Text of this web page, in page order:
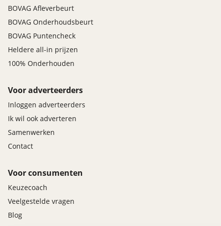
BOVAG Afleverbeurt
BOVAG Onderhoudsbeurt
BOVAG Puntencheck
Heldere all-in prijzen
100% Onderhouden
Voor adverteerders
Inloggen adverteerders
Ik wil ook adverteren
Samenwerken
Contact
Voor consumenten
Keuzecoach
Veelgestelde vragen
Blog